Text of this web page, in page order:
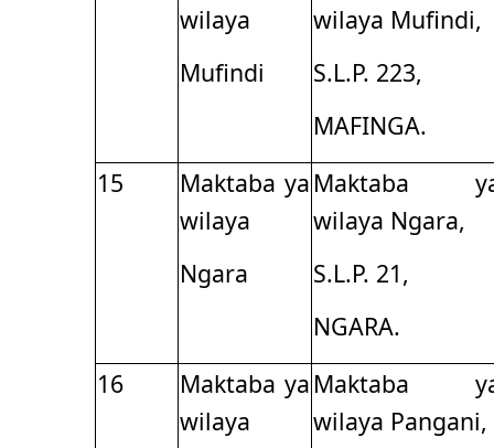
wilaya
Mufindi
wilaya Mufindi,
S.L.P. 223,
MAFINGA.
15
Maktaba ya
wilaya
Ngara
Maktaba
wilaya Ngara,
S.L.P. 21,
NGARA.
16
Maktaba ya
wilaya
Maktaba
wilaya Pangani,